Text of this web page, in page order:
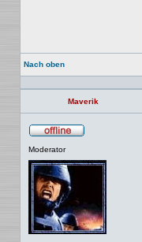
Nach oben
Maverik
Moderator